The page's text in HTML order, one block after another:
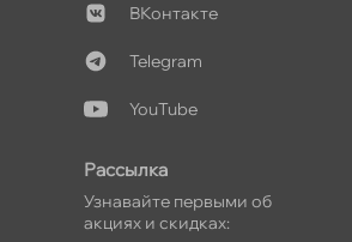
Контакте
Telegram
YouTube
Рассылка
Узнавайте первыми о
акциях и скидках: